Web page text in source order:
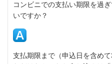
コンビニでの支払い期限を過
いですか？
支払期限まで（申込日を含め